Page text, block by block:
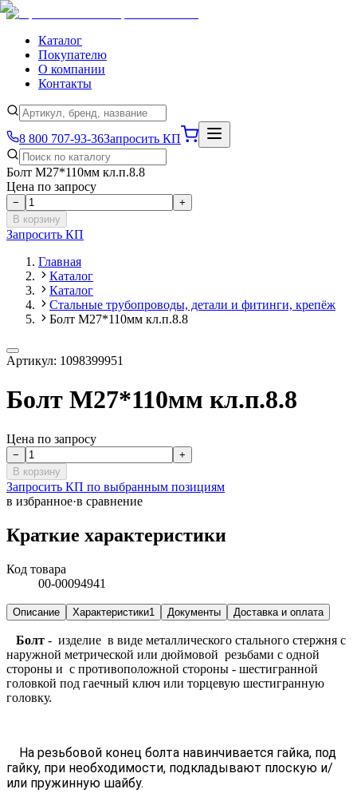
Каталог
Покупателю
О компании
Контакты
8 800 707-93-36Запросить КП
Болт М27*110мм кл.п.8.8
Цена по запросу
−
+
В корзину
Запросить КП
Главная
Каталог
Каталог
Стальные трубопроводы, детали и фитинги, крепёж
Болт М27*110мм кл.п.8.8
Артикул: 1098399951
Болт М27*110мм кл.п.8.8
Цена по запросу
−
+
В корзину
Запросить КП по выбранным позициям
в избранное·в сравнение
Краткие характеристики
Код товара
00-00094941
Описание Характеристики1 Документы Доставка и оплата
Болт - изделие в виде металлического стального стержня с
наружной метрической или дюймовой резьбами с одной
стороны и с противоположной стороны - шестигранной
головкой под гаечный ключ или торцевую шестигранную
головку.
На резьбовой конец болта навинчивается гайка, под
гайку, при необходимости, подкладывают плоскую и/
или пружинную шайбу.